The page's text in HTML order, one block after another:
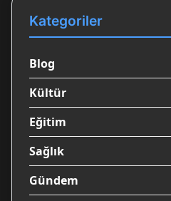
Kategoriler
Blog
Kültür
Eğitim
Sağlık
Gündem